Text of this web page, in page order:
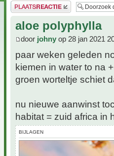
Plaats een reactie
aloe polyphylla
door johny op 28 jan 2021
paar weken geleden
kiemen in water to na
groen worteltje schiet
nu nieuwe aanwinst
habitat = zuid africa in
BIJLAGEN